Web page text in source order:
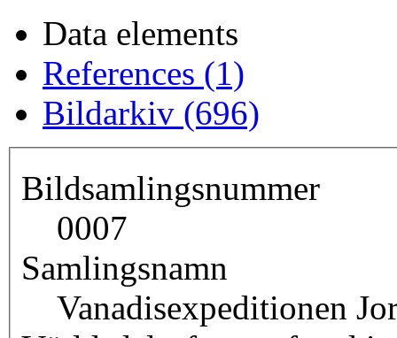
Data elements
References (1)
Bildarkiv (696)
Bildsamlingsnummer
0007
Samlingsnamn
Vanadisexpeditionen